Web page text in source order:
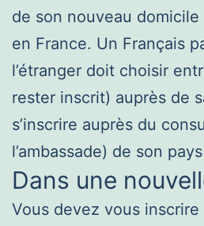
de son nouveau
en France. Un Français
l’étranger doit choisir
rester inscrit) auprès de
s’inscrire auprès du
l’ambassade) de son
Dans une
Vous devez vous inscrire